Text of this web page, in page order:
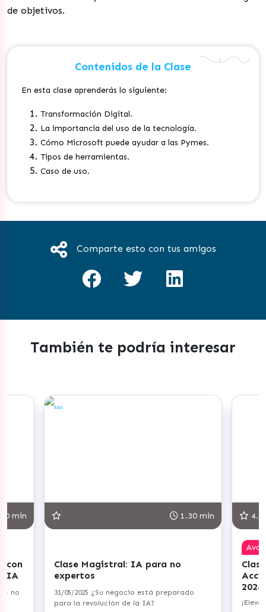
de objetivos.
Contenidos de la Clase
En esta clase aprenderás lo siguiente:
Transformación Digital.
La importancia del uso de la tecnología.
Cómo Microsoft puede ayudar a las Pymes.
Tipos de herramientas.
Caso de uso.
Comparte esto con tus amigos
También te podría interesar
min
con
IA
— no
1.30 min
Clase Magistral: IA para no
expertos
31/05/2025 ¿Su negocio está preparado
para la revolución de la IA?
4.8
2024